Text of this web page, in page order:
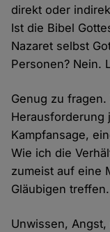
direkt oder
Ist die Bibel
Nazaret selbst
Personen? Nein.
Genug zu
Herausforderung
Kampfansage,
Wie ich die
zumeist auf eine
Gläubigen treffen.
Unwissen,